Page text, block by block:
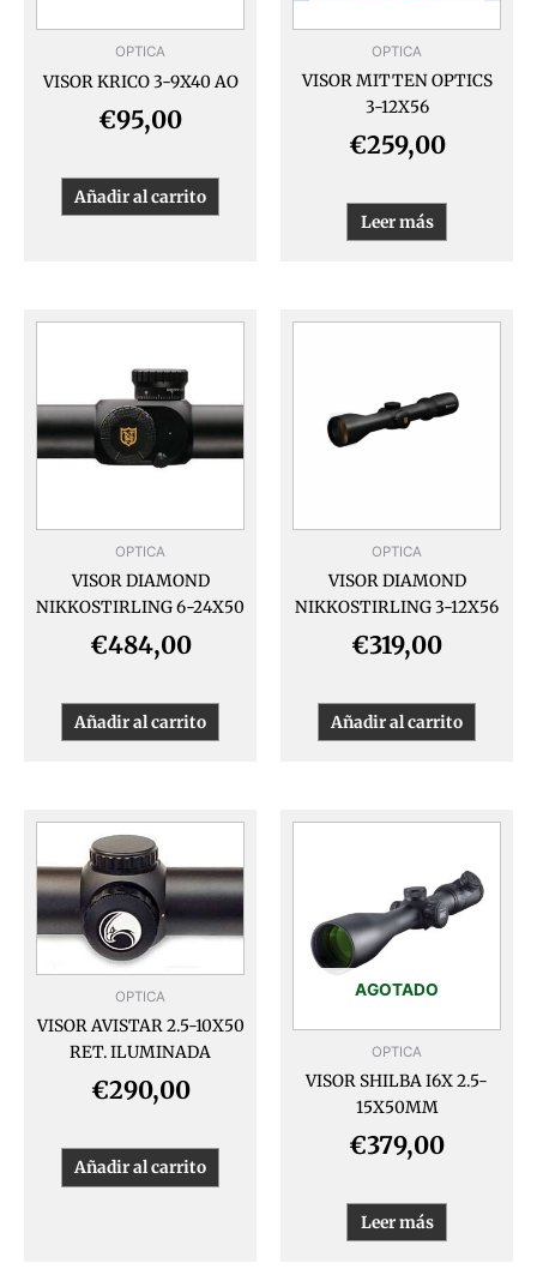
OPTICA
VISOR KRICO 3-9X40 AO
€95,00
Añadir al carrito
OPTICA
VISOR MITTEN OPTICS
3-12X56
€259,00
Leer más
OPTICA
VISOR DIAMOND
NIKKOSTIRLING 6-24X50
€484,00
Añadir al carrito
OPTICA
VISOR DIAMOND
NIKKOSTIRLING 3-12X56
€319,00
Añadir al carrito
OPTICA
VISOR AVISTAR 2.5-10X50
RET. ILUMINADA
€290,00
Añadir al carrito
AGOTADO
OPTICA
VISOR SHILBA I6X 2.5-
15X50MM
€379,00
Leer más